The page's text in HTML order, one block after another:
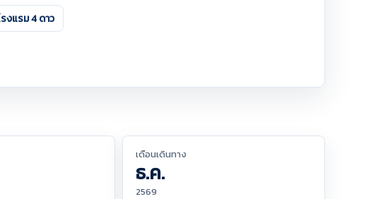
งแรม 4 ดาว
เดือนเดินทาง
ธ.ค.
2569